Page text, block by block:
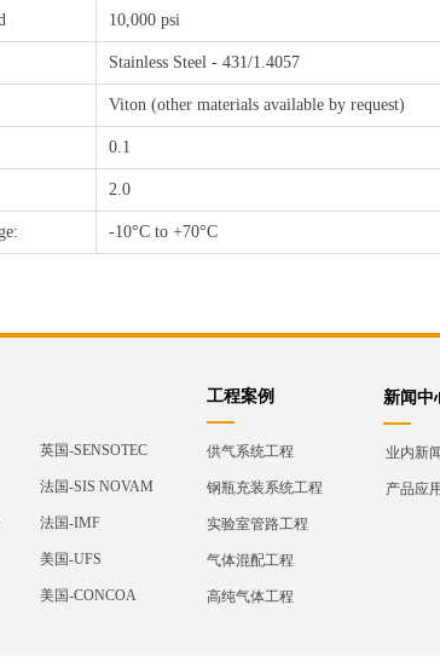
10,000 psi
Stainless Steel - 431/1.4057
Viton (other materials available by request)
0.1
2.0
-10°C to +70°C
英国-SENSOTEC
法国-SIS NOVAM
法国-IMF
美国-UFS
美国-CONCOA
新闻中
业内新闻
产品应用
工程案例
供气系统工程
钢瓶充装系统工程
实验室管路工程
气体混配工程
高纯气体工程